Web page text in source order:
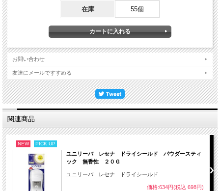
在庫 55個
お問い合わせ
友達にメールですすめる
関連商品
NEW PICK UP
ユニリーバ レセナ ドライシールド パウダースティ
ック 無香性 ２０Ｇ
ユニリーバ レセナ ドライシールド
価格:634円(税込 698円)